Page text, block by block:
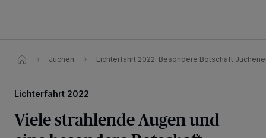
Jüchen Lichterfahrt 2022: Besondere Botschaft
Lichterfahrt 2022
Viele strahlende Augen und